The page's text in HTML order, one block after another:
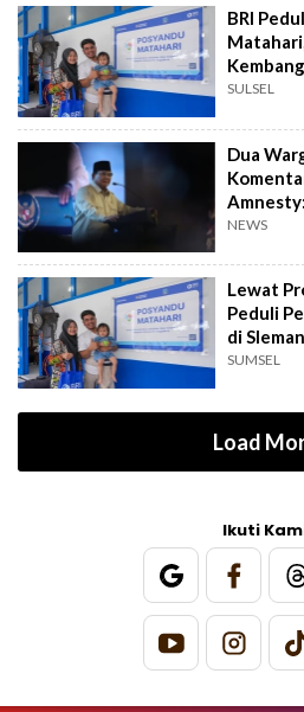
BRI
SULSEL
Dua
Represif
NEWS
Lewat
Peduli
di Sleman
SUMSEL
Load
Ikuti